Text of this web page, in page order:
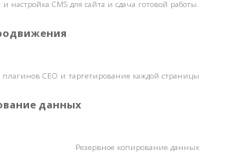
и настройка CMS для сайта и сдача готовой работы.
плагинов СЕО и таргетирование каждой страницы
данных
Резервное копирование данных